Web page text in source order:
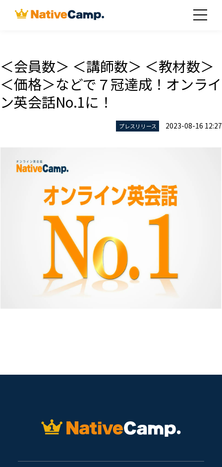
＜会員数＞ ＜講師数＞ ＜教材数＞
＜価格＞などで７冠達成！オンライ
ン英会話No.1に！
プレスリリース 2023-08-16 12:27